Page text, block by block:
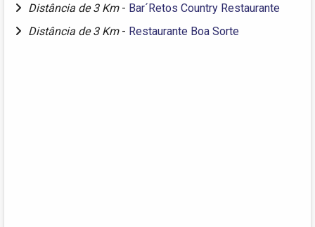
Distância de 3 Km - Bar´Retos Country Restaurante
Distância de 3 Km - Restaurante Boa Sorte